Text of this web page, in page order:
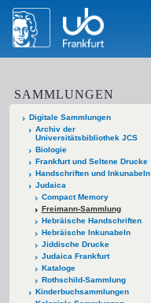
SAMMLUNGEN
Digitale Sammlungen
Archiv der
Universitätsbibliothek JCS
Biologie
Frankfurt und Seltene Drucke
Handschriften und Inkunabeln
Judaica
Compact Memory
Freimann-Sammlung
Hebräische Handschriften
Hebräische Inkunabeln
Jiddische Drucke
Judaica Frankfurt
Kataloge
Rothschild-Sammlung
Kinderbuchsammlungen